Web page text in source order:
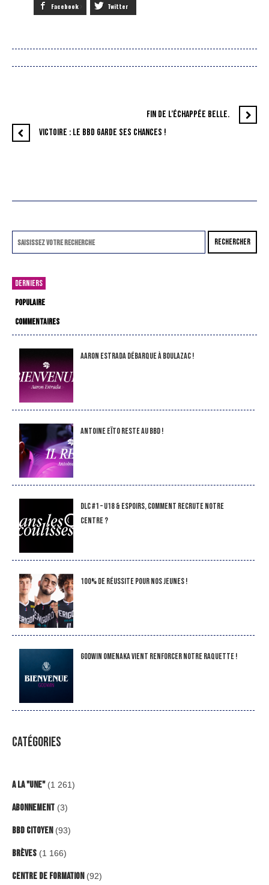
Facebook Twitter
FIN DE L’ÉCHAPPÉE BELLE.
VICTOIRE : LE BBD GARDE SES CHANCES !
RECHERCHER
DERNIERS
POPULAIRE
COMMENTAIRES
Aaron Estrada débarque à Boulazac !
Antoine Eïto reste au BBD !
DLC #1 – U18 & Espoirs, comment recrute notre
Centre ?
100% de réussite pour nos jeunes !
Godwin Omenaka vient renforcer notre raquette !
CATÉGORIES
A la "Une"(1 261)
Abonnement (3)
BBD Citoyen (93)
Brèves (1 166)
Centre de formation (92)